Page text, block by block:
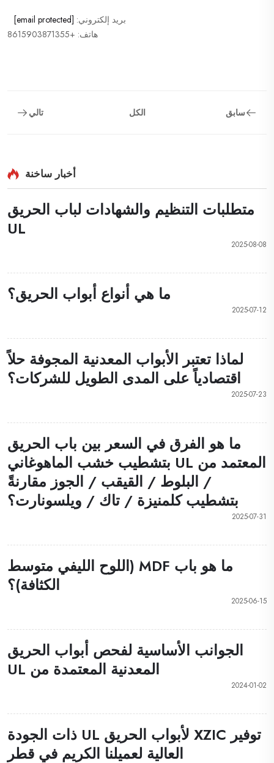
بريد إلكتروني: [email protected]
هاتف: +8615903871355
سابق الكل تالي
أخبار ساخنة
متطلبات التنظيم والشهادات لباب الحريق
UL
2025-08-08
ما هي أنواع أبواب الحريق؟
2025-07-12
لماذا تعتبر الأبواب المعدنية المجوفة حلاً
اقتصادياً على المدى الطويل للشركات؟
2025-07-23
ما هو الفرق في السعر بين باب الحريق
المعتمد من UL بتشطيب خشب الماهوغاني
/ البلوط / القيقب / الجوز مقارنةً
بتشطيب كلمنيزة / تاك / ويلسونارت؟
2025-07-31
ما هو باب MDF (اللوح الليفي متوسط
الكثافة)؟
2025-06-15
الجوانب الأساسية لفحص أبواب الحريق
المعدنية المعتمدة من UL
2024-01-02
توفير XZIC لأبواب الحريق UL ذات الجودة
العالية لعميلنا الكريم في قطر